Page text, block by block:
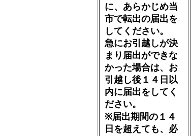
に、あらかじめ当
市で転出の届出を
してください。
急にお引越しが決
まり届出ができな
かった場合は、お
引越し後１４日以
内に届出をしてく
ださい。
※届出期間の１４
日を超えても、必